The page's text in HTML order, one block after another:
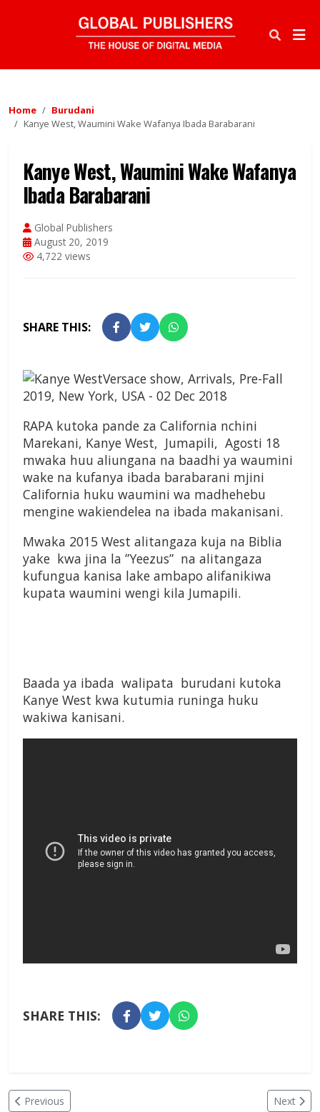
Home
Burudani
Kanye West, Waumini Wake Wafanya Ibada Barabarani
Kanye West, Waumini Wake Wafanya
Ibada Barabarani
Global Publishers
August 20, 2019
4,722 views
SHARE THIS:
RAPA kutoka pande za California nchini
Marekani, Kanye West, Jumapili, Agosti 18
mwaka huu aliungana na baadhi ya waumini
wake na kufanya ibada barabarani mjini
California huku waumini wa madhehebu
mengine wakiendelea na ibada makanisani.
Mwaka 2015 West alitangaza kuja na Biblia
yake kwa jina la ”Yeezus” na alitangaza
kufungua kanisa lake ambapo alifanikiwa
kupata waumini wengi kila Jumapili.
Baada ya ibada walipata burudani kutoka
Kanye West kwa kutumia runinga huku
wakiwa kanisani.
SHARE THIS:
Previous Next